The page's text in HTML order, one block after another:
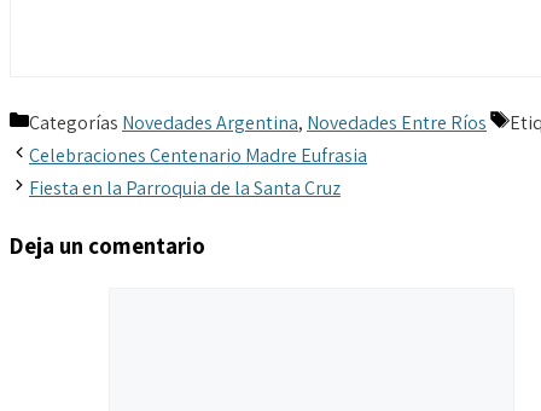
Categorías Novedades Argentina, Novedades Entre Ríos
Celebraciones Centenario Madre Eufrasia
Fiesta en la Parroquia de la Santa Cruz
Deja un comentario